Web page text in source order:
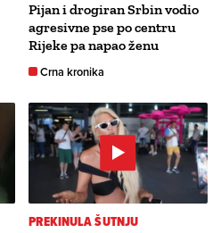
Pijan i drogiran Srbin vodio
agresivne pse po centru
Rijeke pa napao ženu
Crna kronika
PREKINULA ŠUTNJU